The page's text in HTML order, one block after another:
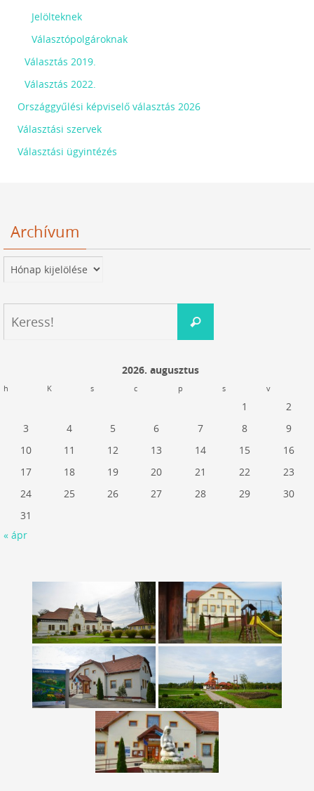
Jelölteknek
Választópolgároknak
Választás 2019.
Választás 2022.
Országgyűlési képviselő választás 2026
Választási szervek
Választási ügyintézés
Archívum
Archívum
Keress!
2026. augusztus
h K s c p s v
1
2
3
4 5 6 7 8
9
10
11 12 13 14 15
16
17
18 19 20 21 22
23
24
25 26 27 28 29
30
31
« ápr